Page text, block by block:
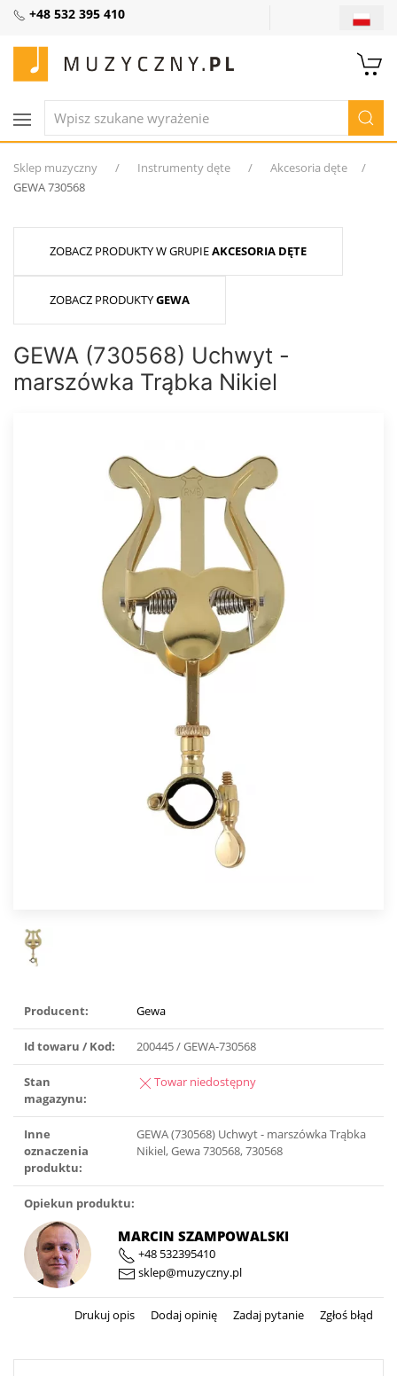
+48 532 395 410
Sklep muzyczny Instrumenty dęte
Akcesoria dęte
GEWA 730568
ZOBACZ PRODUKTY W GRUPIEAKCESORIA DĘTE
ZOBACZ PRODUKTYGEWA
GEWA (730568) Uchwyt -
marszówka Trąbka Nikiel
Producent: Gewa
Id towaru / Kod: 200445 / GEWA-730568
Stan
magazynu:
Towar niedostępny
Inne
oznaczenia
produktu:
GEWA (730568) Uchwyt - marszówka Trąbka
Nikiel, Gewa 730568, 730568
Opiekun produktu:
MARCIN SZAMPOWALSKI
+48 532395410
sklep@muzyczny.pl
Drukuj opis Dodaj opinię Zadaj pytanie Zgłoś błąd